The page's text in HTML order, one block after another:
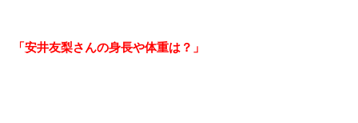
「安井友梨さんの身長や体重は？」